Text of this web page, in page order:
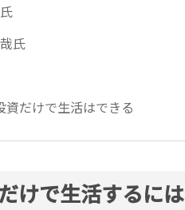
氏
資だけで生活はできる
けで生活するには